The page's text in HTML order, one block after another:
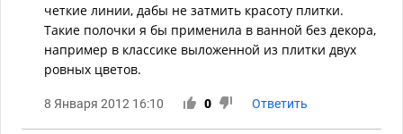
четкие линии, дабы не затмить красоту плитки.
Такие полочки я бы применила в ванной без декора,
например в классике выложенной из плитки двух
ровных цветов.
8 Января 2012 16:10 0 Ответить